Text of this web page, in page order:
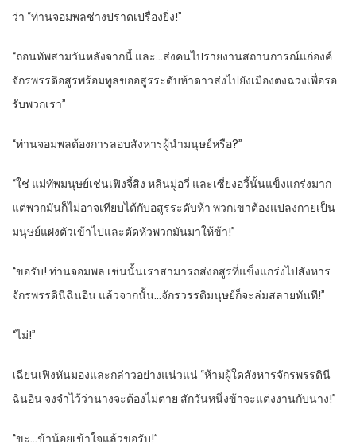
ว่า “ท่านจอมพลช่างปราดเปรื่องยิ่ง!”
“ถอนทัพสามวันหลังจากนี้ และ…ส่งคนไปรายงานสถานการณ์แก่องค์
จักรพรรดิอสูรพร้อมทูลขออสูรระดับห้าดาวส่งไปยังเมืองตงฉวงเพื่อรอ
รับพวกเรา”
“ท่านจอมพลต้องการลอบสังหารผู้นำมนุษย์หรือ?”
“ใช่ แม่ทัพมนุษย์เช่นเฟิงจี้สิง หลินมู่อวี่ และเซี่ยงอวี้นั้นแข็งแกร่งมาก
แต่พวกมันก็ไม่อาจเทียบได้กับอสูรระดับห้า พวกเขาต้องแปลงกายเป็น
มนุษย์แฝงตัวเข้าไปและตัดหัวพวกมันมาให้ข้า!”
“ขอรับ! ท่านจอมพล เช่นนั้นเราสามารถส่งอสูรที่แข็งแกร่งไปสังหาร
จักรพรรดินีฉินอิน แล้วจากนั้น…จักรวรรดิมนุษย์ก็จะล่มสลายทันที!”
“ไม่!”
เฉียนเฟิงหันมองและกล่าวอย่างแน่วแน่ “ห้ามผู้ใดสังหารจักรพรรดินี
ฉินอิน จงจำไว้ว่านางจะต้องไม่ตาย สักวันหนึ่งข้าจะแต่งงานกับนาง!”
“ขะ…ข้าน้อยเข้าใจแล้วขอรับ!”